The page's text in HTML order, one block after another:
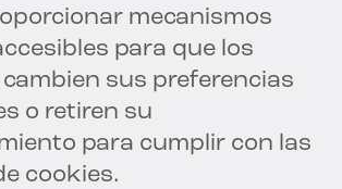
mecanismos
para que los
sus preferencias
o retiren su
para cumplir con las
cookies.